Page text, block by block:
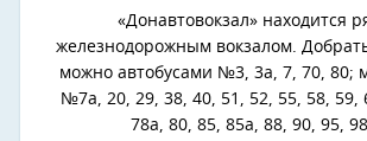
«Донавтовокзал» находится
железнодорожным вокзалом.
можно автобусами №3, 3а, 7, 70, 80;
№7а, 20, 29, 38, 40, 51, 52, 55, 58, 59,
78а, 80, 85, 85а, 88, 90, 95,